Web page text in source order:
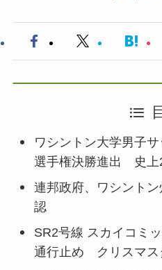
ワシントン大学男子
選手権決勝進出 史上
連邦政府、ワシント
認
SR2号線 スカイコミ
通行止め クリスマス